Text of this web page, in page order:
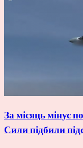
За місяць мінус
Сили підбили